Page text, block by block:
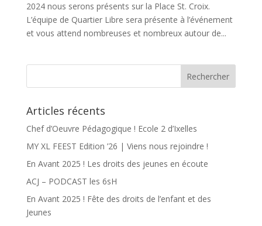
2024 nous serons présents sur la Place St. Croix.
L’équipe de Quartier Libre sera présente à l’événement
et vous attend nombreuses et nombreux autour de...
Articles récents
Chef d’Oeuvre Pédagogique ! Ecole 2 d’Ixelles
MY XL FEEST Edition ’26 | Viens nous rejoindre !
En Avant 2025 ! Les droits des jeunes en écoute
ACJ – PODCAST les 6sH
En Avant 2025 ! Fête des droits de l’enfant et des
Jeunes